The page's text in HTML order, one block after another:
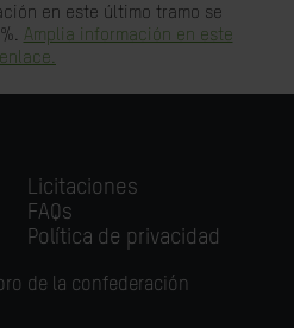
en este último tramo se
Amplia información en este
enlace.
Licitaciones
FAQs
Política de privacidad
de la confederación